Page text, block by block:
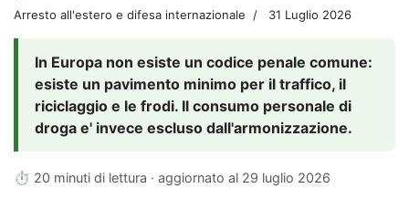
Arresto all'estero e difesa internazionale 31 Luglio 2026
In Europa non esiste un codice penale comune:
esiste un pavimento minimo per il traffico, il
riciclaggio e le frodi. Il consumo personale di
droga e' invece escluso dall'armonizzazione.
⏱ 20 minuti di lettura · aggiornato al 29 luglio 2026